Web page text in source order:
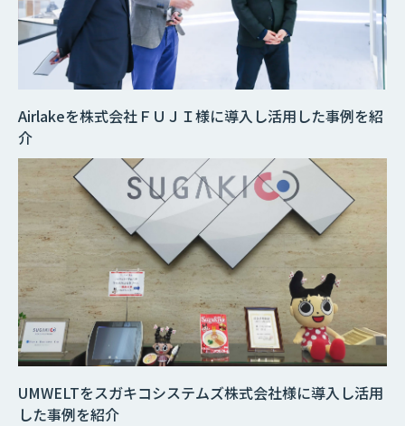
UMWELTをスガキコシステムズ株式会社様に導入し活用
した事例を紹介
Airlakeを株式会社ＦＵＪＩ様に導入し活用した事例を紹
介